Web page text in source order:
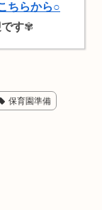
ちらから○
す✾
保育園準備